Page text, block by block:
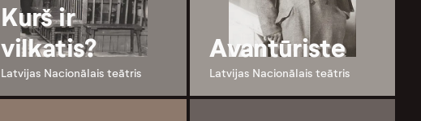
Kurš ir
vilkatis?
Latvijas Nacionālais teātris
Avantūriste
Latvijas Nacionālais teātris